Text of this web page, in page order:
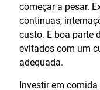
começar a pesar.
contínuas,
custo. E boa parte
evitados com um
adequada.
Investir em